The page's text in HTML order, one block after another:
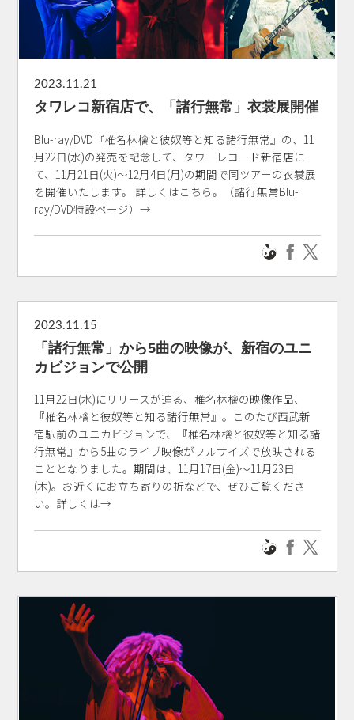
2023.11.21
タワレコ新宿店で、「諸行無常」衣裳展開催
Blu-ray/DVD『椎名林檎と彼奴等と知る諸行無常』の、11
月22日(水)の発売を記念して、タワーレコード新宿店に
て、11月21日(火)～12月4日(月)の期間で同ツアーの衣裳展
を開催いたします。 詳しくはこちら。（諸行無常Blu-
ray/DVD特設ページ）→
2023.11.15
「諸行無常」から5曲の映像が、新宿のユニ
カビジョンで公開
11月22日(水)にリリースが迫る、椎名林檎の映像作品、
『椎名林檎と彼奴等と知る諸行無常』。このたび西武新
宿駅前のユニカビジョンで、『椎名林檎と彼奴等と知る諸
行無常』から5曲のライブ映像がフルサイズで放映される
こととなりました。期間は、11月17日(金)～11月23日
(木)。お近くにお立ち寄りの折などで、ぜひご覧くださ
い。詳しくは→